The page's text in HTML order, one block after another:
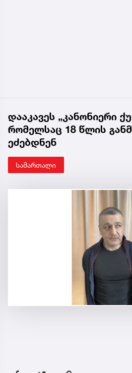
დააკავეს „კანონიერი
რომელსაც 18 წლის
ეძებდნენ
სამართალი